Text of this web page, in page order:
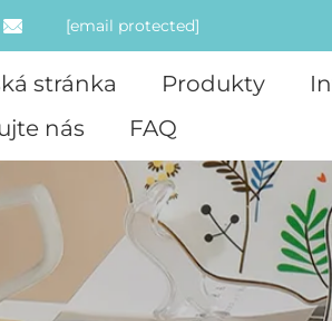
[email protected]
stránka Produkty
nás
FAQ